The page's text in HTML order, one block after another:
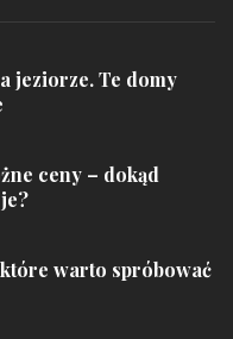
jeziorze. Te domy
ceny – dokąd
warto spróbować